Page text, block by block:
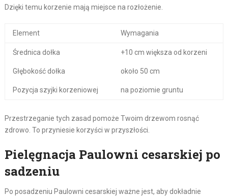
Dzięki temu korzenie mają miejsce na rozłożenie.
Element Wymagania
Średnica dołka +10 cm większa od korzeni
Głębokość dołka około 50 cm
Pozycja szyjki korzeniowej na poziomie gruntu
Przestrzeganie tych zasad pomoże Twoim drzewom rosnąć
zdrowo. To przyniesie korzyści w przyszłości.
Pielęgnacja Paulowni cesarskiej po
sadzeniu
Po posadzeniu Paulowni cesarskiej ważne jest, aby dokładnie